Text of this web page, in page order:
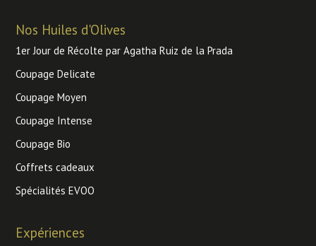
Nos Huiles d'Olives
1er Jour de Récolte par Agatha Ruiz de la Prada
Coupage Delicate
Coupage Moyen
Coupage Intense
Coupage Bio
Coffrets cadeaux
Spécialités EVOO
Expériences